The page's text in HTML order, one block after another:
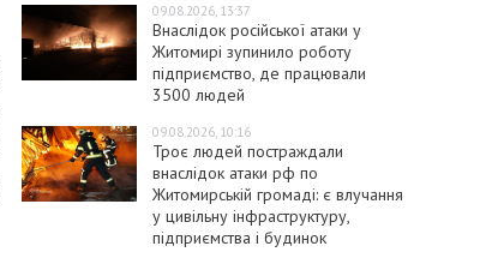
09.08.2026, 13:37
Внаслідок російської атаки у
Житомирі зупинило роботу
підприємство, де працювали
3500 людей
09.08.2026, 10:16
Троє людей постраждали
внаслідок атаки рф по
Житомирській громаді: є влучання
у цивільну інфраструктуру,
підприємства і будинок